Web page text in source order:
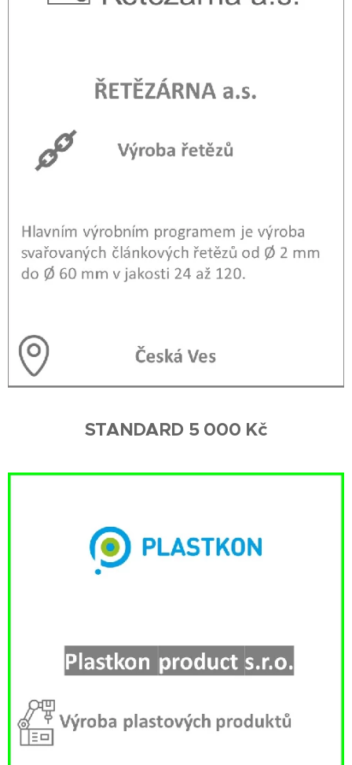
STANDARD 5 000 Kč